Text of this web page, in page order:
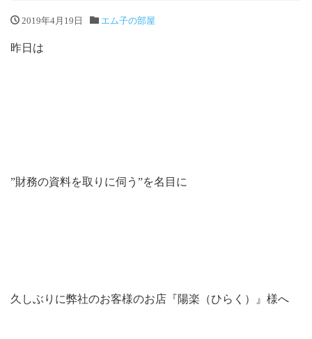
2019年4月19日 エム子の部屋
昨日は
”財務の資料を取りに伺う”を名目に
久しぶりに弊社のお客様のお店『陽楽（ひらく）』様へ